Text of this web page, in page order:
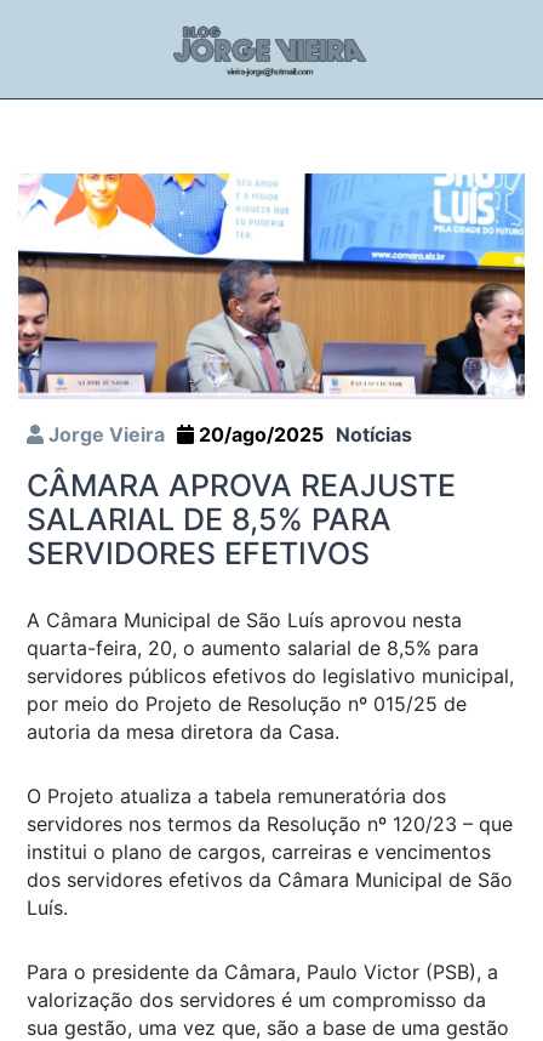
Jorge Vieira 20/ago/2025 Notícias
CÂMARA APROVA REAJUSTE
SALARIAL DE 8,5% PARA
SERVIDORES EFETIVOS
A Câmara Municipal de São Luís aprovou nesta
quarta-feira, 20, o aumento salarial de 8,5% para
servidores públicos efetivos do legislativo municipal,
por meio do Projeto de Resolução nº 015/25 de
autoria da mesa diretora da Casa.
O Projeto atualiza a tabela remuneratória dos
servidores nos termos da Resolução nº 120/23 – que
institui o plano de cargos, carreiras e vencimentos
dos servidores efetivos da Câmara Municipal de São
Luís.
Para o presidente da Câmara, Paulo Victor (PSB), a
valorização dos servidores é um compromisso da
sua gestão, uma vez que, são a base de uma gestão